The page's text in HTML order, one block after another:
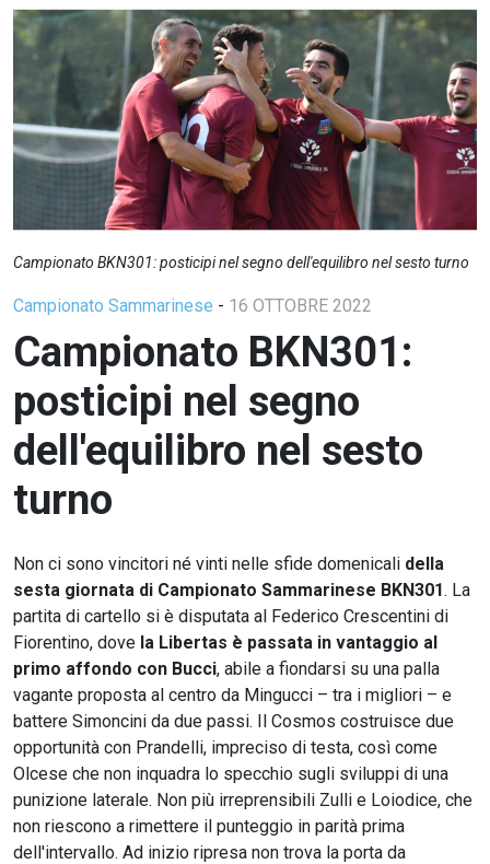
Campionato BKN301: posticipi nel segno dell'equilibro nel sesto turno
Campionato Sammarinese - 16 OTTOBRE 2022
Campionato BKN301:
posticipi nel segno
dell'equilibro nel sesto
turno
Non ci sono vincitori né vinti nelle sfide domenicali della
sesta giornata di Campionato Sammarinese BKN301. La
partita di cartello si è disputata al Federico Crescentini di
Fiorentino, dove la Libertas è passata in vantaggio al
primo affondo con Bucci, abile a fiondarsi su una palla
vagante proposta al centro da Mingucci – tra i migliori – e
battere Simoncini da due passi. Il Cosmos costruisce due
opportunità con Prandelli, impreciso di testa, così come
Olcese che non inquadra lo specchio sugli sviluppi di una
punizione laterale. Non più irreprensibili Zulli e Loiodice, che
non riescono a rimettere il punteggio in parità prima
dell'intervallo. Ad inizio ripresa non trova la porta da